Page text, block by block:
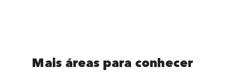
Mais áreas para conhecer